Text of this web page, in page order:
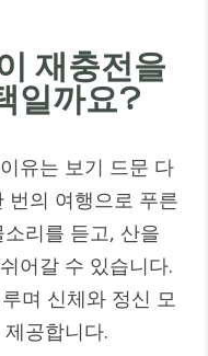
재충전을
일까요?
유는 보기 드문 다
번의 여행으로 푸른
리를 듣고, 산을
어갈 수 있습니다.
며 신체와 정신 모
공합니다.